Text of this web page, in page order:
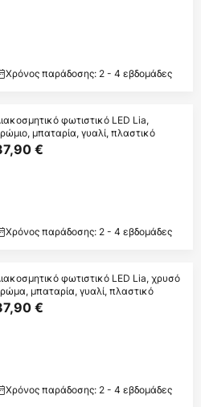
Χρόνος παράδοσης: 2 - 4 εβδομάδες
φωτιστικό LED Lia,
μπαταρία, γυαλί, πλαστικό
€
Χρόνος παράδοσης: 2 - 4 εβδομάδες
φωτιστικό LED Lia, χρυσό
μπαταρία, γυαλί, πλαστικό
€
Χρόνος παράδοσης: 2 - 4 εβδομάδες